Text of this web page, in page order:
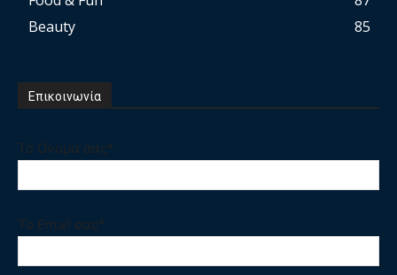
Beauty
85
Επικοινωνία
Το Ονομα σας*
Το Email σας*